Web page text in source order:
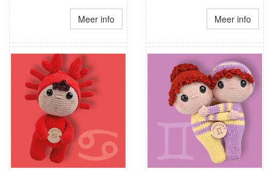
Meer info Meer info